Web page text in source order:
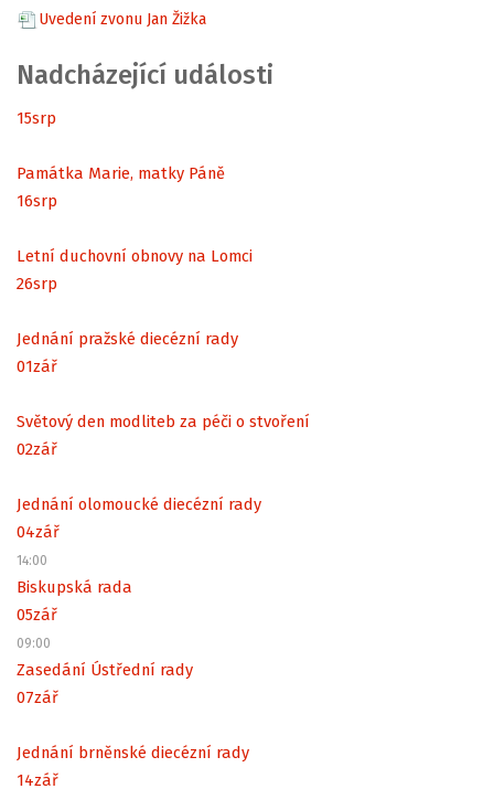
Uvedení zvonu Jan Žižka
Nadcházející události
15srp
Památka Marie, matky Páně
16srp
Letní duchovní obnovy na Lomci
26srp
Jednání pražské diecézní rady
01zář
Světový den modliteb za péči o stvoření
02zář
Jednání olomoucké diecézní rady
04zář
14:00
Biskupská rada
05zář
09:00
Zasedání Ústřední rady
07zář
Jednání brněnské diecézní rady
14zář